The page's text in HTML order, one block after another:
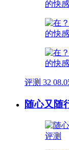
评测 32
随心又随